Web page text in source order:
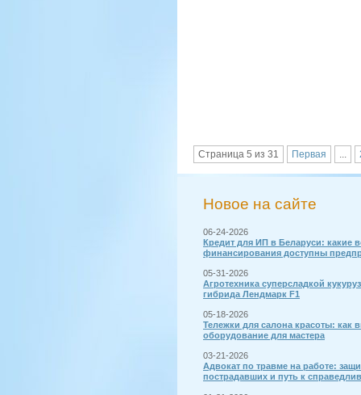
Страница 5 из 31 Первая ...
Новое на сайте
06-24-2026
Кредит для ИП в Беларуси: какие
финансирования доступны
05-31-2026
Агротехника суперсладкой
гибрида Лендмарк F1
05-18-2026
Тележки для салона красоты: как
оборудование для мастера
03-21-2026
Адвокат по травме на работе:
пострадавших и путь к